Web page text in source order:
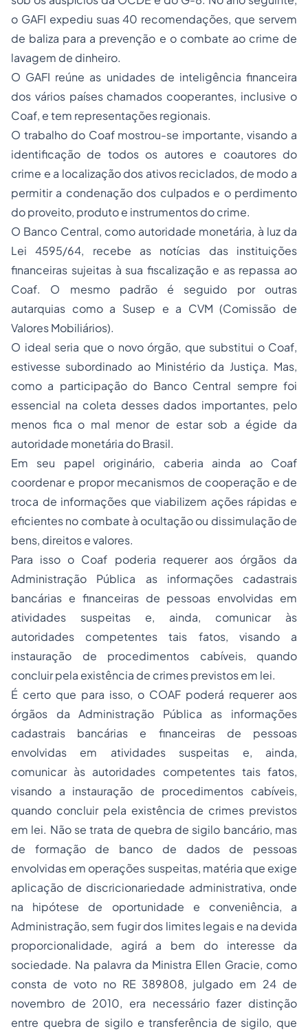
o GAFI expediu suas 40 recomendações, que servem
de baliza para a prevenção e o combate ao crime de
lavagem de dinheiro.
O GAFI reúne as unidades de inteligência financeira
dos vários países chamados cooperantes, inclusive o
Coaf, e tem representações regionais.
O trabalho do Coaf mostrou-se importante, visando a
identificação de todos os autores e coautores do
crime e a localização dos ativos reciclados, de modo a
permitir a condenação dos culpados e o perdimento
do proveito, produto e instrumentos do crime.
O Banco Central, como autoridade monetária, à luz da
Lei 4595/64, recebe as notícias das instituições
financeiras sujeitas à sua fiscalização e as repassa ao
Coaf. O mesmo padrão é seguido por outras
autarquias como a Susep e a CVM (Comissão de
Valores Mobiliários).
O ideal seria que o novo órgão, que substitui o Coaf,
estivesse subordinado ao Ministério da Justiça. Mas,
como a participação do Banco Central sempre foi
essencial na coleta desses dados importantes, pelo
menos fica o mal menor de estar sob a égide da
autoridade monetária do Brasil.
Em seu papel originário, caberia ainda ao Coaf
coordenar e propor mecanismos de cooperação e de
troca de informações que viabilizem ações rápidas e
eficientes no combate à ocultação ou dissimulação de
bens, direitos e valores.
Para isso o Coaf poderia requerer aos órgãos da
Administração Pública as informações cadastrais
bancárias e financeiras de pessoas envolvidas em
atividades suspeitas e, ainda, comunicar às
autoridades competentes tais fatos, visando a
instauração de procedimentos cabíveis, quando
concluir pela existência de crimes previstos em lei.
É certo que para isso, o COAF poderá requerer aos
órgãos da Administração Pública as informações
cadastrais bancárias e financeiras de pessoas
envolvidas em atividades suspeitas e, ainda,
comunicar às autoridades competentes tais fatos,
visando a instauração de procedimentos cabíveis,
quando concluir pela existência de crimes previstos
em lei. Não se trata de quebra de sigilo bancário, mas
de formação de banco de dados de pessoas
envolvidas em operações suspeitas, matéria que exige
aplicação de discricionariedade administrativa, onde
na hipótese de oportunidade e conveniência, a
Administração, sem fugir dos limites legais e na devida
proporcionalidade, agirá a bem do interesse da
sociedade. Na palavra da Ministra Ellen Gracie, como
consta de voto no RE 389808, julgado em 24 de
novembro de 2010, era necessário fazer distinção
entre quebra de sigilo e transferência de sigilo, que